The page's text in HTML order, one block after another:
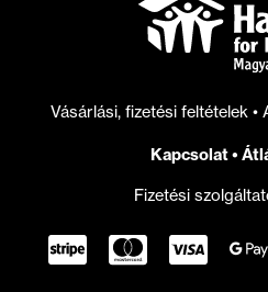
Vásárlási, fizetési feltételek •
Kapcsolat•
Fizetési